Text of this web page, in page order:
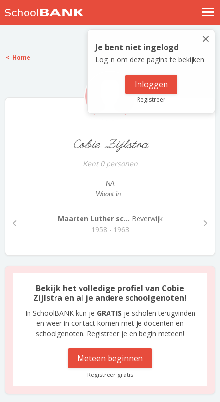
Nostalgische verhalen
Log in
Meld je gratis aan
×
Je bent niet ingelogd
Log in om deze pagina te bekijken
Inloggen
Registreer
Home
Cobie Zijlstra
Kent 0 personen
NA
Woont in -
Maarten Luther sc... Beverwijk
1958 - 1963
Bekijk het volledige profiel van Cobie
Zijlstra en al je andere schoolgenoten!
In SchoolBANK kun je GRATIS je scholen terugvinden
en weer in contact komen met je docenten en
schoolgenoten. Registreer je en begin meteen!
Meteen beginnen
Registreer gratis